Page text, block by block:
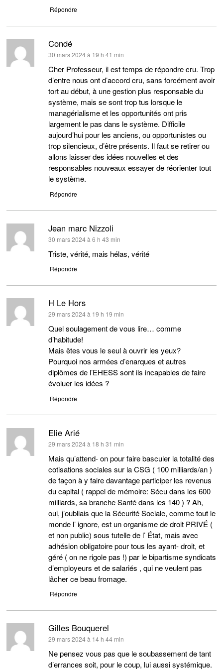
Répondre
Condé
dit :
30 mars 2024 à 19 h 41 min
Cher Professeur, il est temps de répondre cru. Trop
d’entre nous ont d’accord cru, sans forcément avoir
tort au début, à une gestion plus responsable du
système, mais se sont trop tus lorsque le
managérialisme et les opportunités ont pris
largement le pas dans le système. Difficile
aujourd’hui pour les anciens, ou opportunistes ou
trop silencieux, d’être présents. Il faut se retirer ou
allons laisser des idées nouvelles et des
responsables nouveaux essayer de réorienter tout
le système.
Répondre
Jean marc Nizzoli
dit :
30 mars 2024 à 6 h 43 min
Triste, vérité, mais hélas, vérité
Répondre
H Le Hors
dit :
29 mars 2024 à 19 h 19 min
Quel soulagement de vous lire… comme
d’habitude!
Mais êtes vous le seul à ouvrir les yeux?
Pourquoi nos armées d’enarques et autres
diplômes de l’EHESS sont ils incapables de faire
évoluer les idées ?
Répondre
Elie Arié
dit :
29 mars 2024 à 18 h 31 min
Mais qu’attend- on pour faire basculer la totalité des
cotisations sociales sur la CSG ( 100 milliards/an )
de façon à y faire davantage participer les revenus
du capital ( rappel de mémoire: Sécu dans les 600
milliards, sa branche Santé dans les 140 ) ? Ah,
oui, j’oubliais que la Sécurité Sociale, comme tout le
monde l’ ignore, est un organisme de droit PRIVÉ (
et non public) sous tutelle de l’ État, mais avec
adhésion obligatoire pour tous les ayant- droit, et
géré ( on ne rigole pas !) par le bipartisme syndicats
d’employeurs et de salariés , qui ne veulent pas
lâcher ce beau fromage.
Répondre
Gilles Bouquerel
dit :
29 mars 2024 à 14 h 44 min
Ne pensez vous pas que le soubassement de tant
d’errances soit, pour le coup, lui aussi systémique.